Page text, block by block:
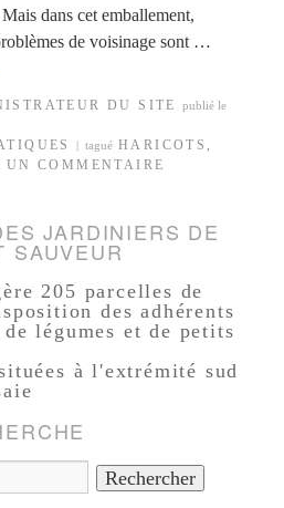
dans cet emballement,
de voisinage sont …
DU SITE publié le
tagué HARICOTS ,
UN COMMENTAIRE
JARDINIERS DE
SAUVEUR
205 parcelles de
des adhérents
légumes et de petits
à l'extrémité sud